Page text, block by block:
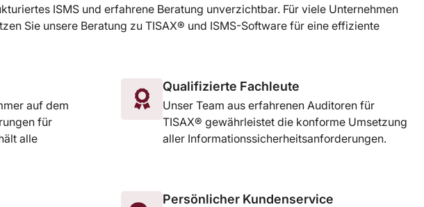
ISMS und erfahrene Beratung unverzichtbar. Für viele Unternehmen
Sie unsere Beratung zu TISAX® und ISMS-Software für eine effiziente
auf dem
für
alle
Qualifizierte Fachleute
Unser Team aus erfahrenen Auditoren für
TISAX® gewährleistet die konforme Umsetzung
aller Informationssicherheitsanforderungen.
Persönlicher Kundenservice